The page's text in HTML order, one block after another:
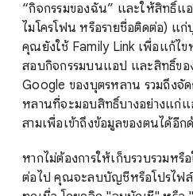
“กิจกรรมของฉัน” และให้สิทธิ์
ไมโครโฟน หรือรายชื่อติดต่อ) แ
คุณยังใช้ Family Link เพื่อแก้ไข
สอบกิจกรรมบนแอป และสิทธิ์ข
Google ของบุตรหลาน รวมถึงจัด
หลานที่จะมอบสิทธิ์บางอย่างแก่
สามเพื่อเข้าถึงข้อมูลของตนได้อีก
หากไม่ต้องการให้เก็บรวบรวมห
ต่อไป คุณจะลบบัญชีหรือโปรไฟ